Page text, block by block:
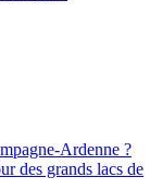
Ardenne ?
des grands lacs de